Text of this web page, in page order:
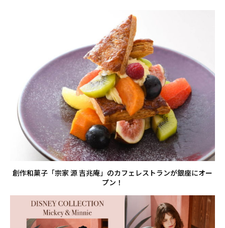
創作和菓子「宗家 源 吉兆庵」のカフェレストランが銀座にオー
プン！